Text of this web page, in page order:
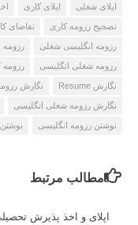
اپلای شغلی اپلای کاری
تصحیح رزومه کاری تقاضای
رزومه انگلیسی شغلی رزومه
رزومه شغلی انگلیسی رزومه
نگارش Resume نگارش
نگارش رزومه شغلی انگلیسی
نوشتن رزومه انگلیسی
مطالب مرتبط
اپلای و اخذ پذیرش